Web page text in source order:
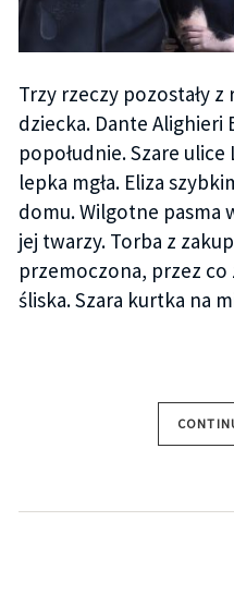
Trzy rzeczy pozostały
dziecka. Dante Alighieri
popołudnie. Szare ulice
lepka mgła. Eliza
domu. Wilgotne pasma
jej twarzy. Torba z
przemoczona, przez co
śliska. Szara kurtka na